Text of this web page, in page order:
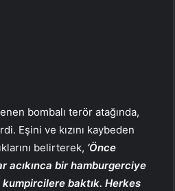
bombalı terör atağında,
Eşini ve kızını kaybeden
belirterek, ‘Önce
acıkınca bir hamburgerciye
baktık. Herkes